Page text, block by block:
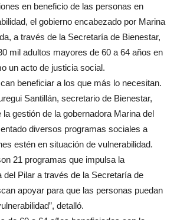
en beneficio de las personas en
el gobierno encabezado por Marina
a través de la Secretaría de Bienestar,
mil adultos mayores de 60 a 64 años en
un acto de justicia social.
beneficiar a los que más lo necesitan.
Santillán, secretario de Bienestar,
la gestión de la gobernadora Marina del
diversos programas sociales a
estén en situación de vulnerabilidad.
21 programas que impulsa la
del Pilar a través de la Secretaría de
apoyar para que las personas puedan
detalló.